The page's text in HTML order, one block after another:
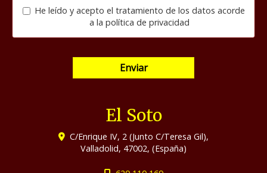
He leído y acepto el tratamiento de los datos acorde
a la política de privacidad
Enviar
El Soto
C/Enrique IV, 2 (Junto C/Teresa Gil),
Valladolid, 47002, (España)